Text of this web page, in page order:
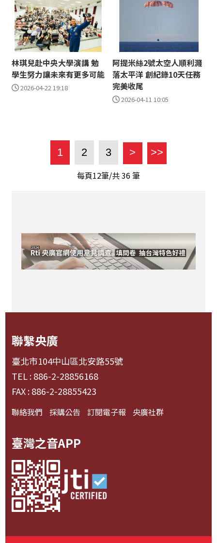
林琪兒赴中央大學演講 勉
學生努力讓未來有更多可能
2026-04-22 19:18
阿提米絲2號太空人順利濺
落太平洋 創紀錄10天任務
完美收尾
2026-04-11 10:05
1 2 3 > >>
每頁12筆/共36筆
聯繫央廣
臺北市104中山區北安路55號
TEL : 886-2-28856168
FAX : 886-2-28855423
聯絡我們 採購公告 訂閱電子報 央廣社群
臺灣之音APP